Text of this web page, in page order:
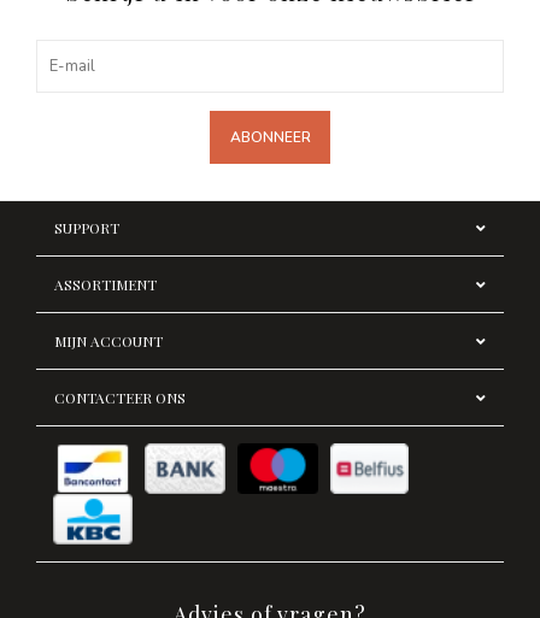
ABONNEER
SUPPORT
ASSORTIMENT
MIJN ACCOUNT
CONTACTEER ONS